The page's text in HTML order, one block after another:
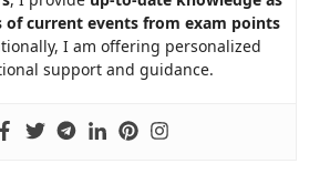
of current events from exam points
I am offering personalized
support and guidance.